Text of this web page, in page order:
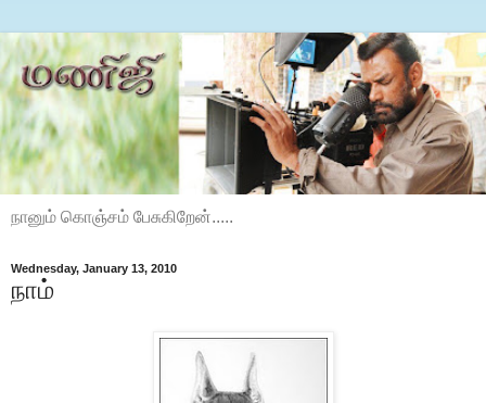
நானும் கொஞ்சம் பேசுகிறேன்.....
Wednesday, January 13, 2010
நாம்